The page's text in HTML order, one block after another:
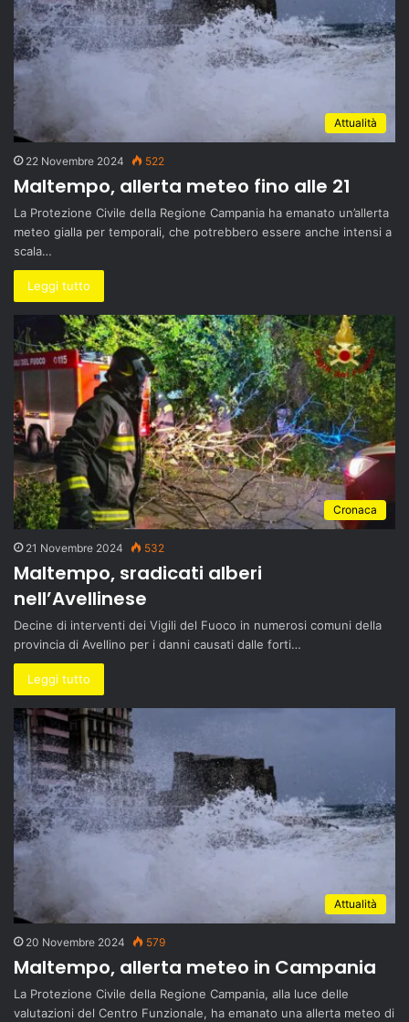
Attualità
22 Novembre 2024 522
Maltempo, allerta meteo fino alle 21
La Protezione Civile della Regione Campania ha emanato un’allerta
meteo gialla per temporali, che potrebbero essere anche intensi a
scala…
Leggi tutto
Cronaca
21 Novembre 2024 532
Maltempo, sradicati alberi
nell’Avellinese
Decine di interventi dei Vigili del Fuoco in numerosi comuni della
provincia di Avellino per i danni causati dalle forti…
Leggi tutto
Attualità
20 Novembre 2024 579
Maltempo, allerta meteo in Campania
La Protezione Civile della Regione Campania, alla luce delle
valutazioni del Centro Funzionale, ha emanato una allerta meteo di